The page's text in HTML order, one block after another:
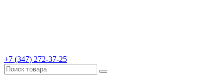
+7 (347) 272-37-25